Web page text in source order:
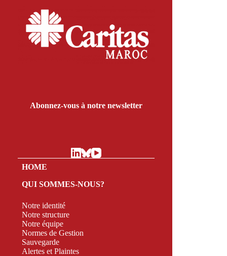
Abonnez-vous à notre newsletter
HOME
QUI SOMMES-NOUS?
Notre identité
Notre structure
Notre équipe
Normes de Gestion
Sauvegarde
Alertes et Plaintes